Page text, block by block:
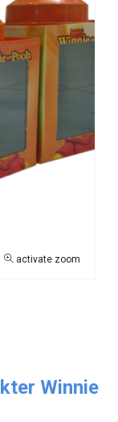
activate zoom
Winnie